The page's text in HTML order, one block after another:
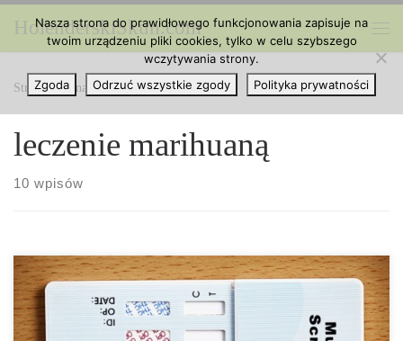
Przejdź do treści
HolenderskiSkun.com
Strona główna » leczenie marihuaną
leczenie marihuaną
10 wpisów
University of Lethbridge odkryło, że niektóre ekstrakty z cannabis
zapobiegają infekowaniu komórek przez koronawirusa.
Nasza strona do prawidłowego funkcjonowania zapisuje na
twoim urządzeniu pliki cookies, tylko w celu szybszego
wczytywania strony.
Zgoda
Odrzuć wszystkie zgody Polityka prywatności